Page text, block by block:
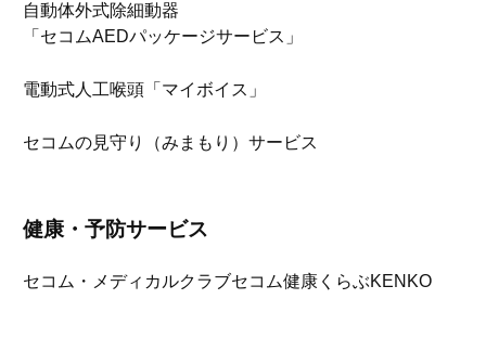
自動体外式除細動器
「セコムAEDパッケージサービス」
電動式人工喉頭「マイボイス」
セコムの見守り（みまもり）サービス
健康・予防サービス
セコム・メディカルクラブセコム健康くらぶKENKO